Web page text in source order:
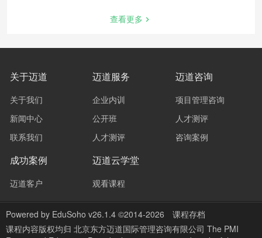
查看更多
关于迈道
关于我们
新闻中心
联系我们
迈道服务
企业内训
公开班
人才测评
迈道咨询
项目管理咨询
人才测评
咨询案例
成功案例
迈道客户
迈道云学堂
观看课程
Powered by EduSoho v26.1.4 ©2014-2026
课程存档
课程内容版权均归 北京东方迈道国际管理咨询有限公司 The PMI